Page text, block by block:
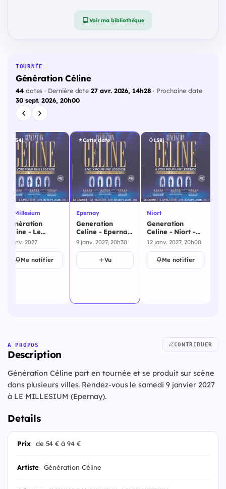
Voir ma bibliothèque
TOURNÉE
Génération Céline
44dates · Dernière date27 avr. 2026, 14h28· Prochaine date
30 sept. 2026, 20h00
154j
Le Millesium
Génération
Céline - Le
Millesium - 9
9 janv. 2027
Me notifier
Cette date
Epernay
Generation
Celine - Epernay
- 9 janvier 2027
9 janv. 2027, 20h30
Vu
158j
Niort
Generation
Celine - Niort -
12 janvier 2027
12 janv. 2027, 20h00
Me notifier
À PROPOS
Description
CONTRIBUER
Génération Céline part en tournée et se produit sur scène
dans plusieurs villes. Rendez-vous le samedi 9 janvier 2027
à LE MILLESIUM (Epernay).
Details
Prix de 54 € à 94 €
Artiste Génération Céline